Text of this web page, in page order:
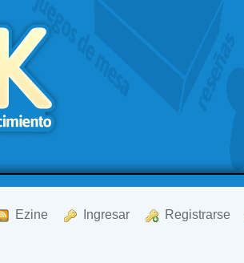
Ezine Ingresar Registrarse